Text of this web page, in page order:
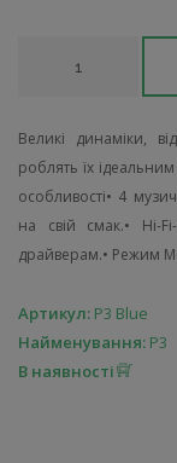
Великі динаміки,
роблять їх
особливості• 4
на свій смак.• Hi-
драйверам.• Режим
Артикул: P3 Blue
Найменування: P3
В наявності